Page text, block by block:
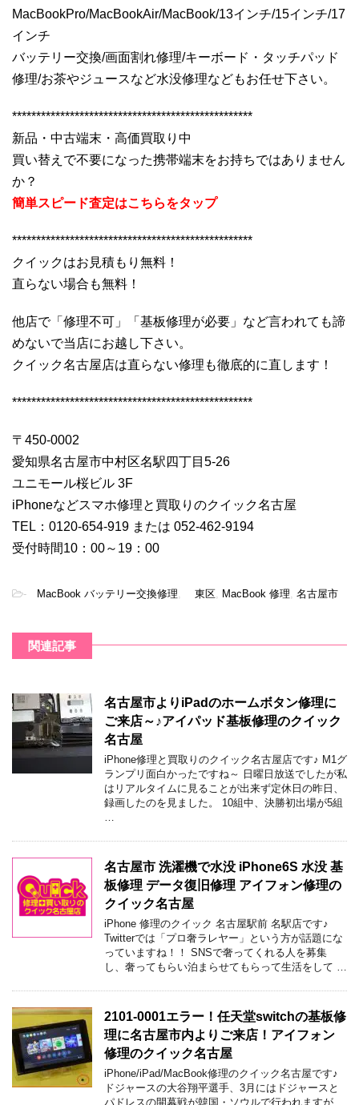
MacBookPro/MacBookAir/MacBook/13インチ/15インチ/17
インチ
バッテリー交換/画面割れ修理/キーボード・タッチパッド
修理/お茶やジュースなど水没修理などもお任せ下さい。
**************************************************
新品・中古端末・高価買取り中
買い替えで不要になった携帯端末をお持ちではありません
か？
簡単スピード査定はこちらをタップ
**************************************************
クイックはお見積もり無料！
直らない場合も無料！
他店で「修理不可」「基板修理が必要」など言われても諦
めないで当店にお越し下さい。
クイック名古屋店は直らない修理も徹底的に直します！
**************************************************
〒450-0002
愛知県名古屋市中村区名駅四丁目5-26
ユニモール桜ビル 3F
iPhoneなどスマホ修理と買取りのクイック名古屋
TEL：0120-654-919 または 052-462-9194
受付時間10：00～19：00
- MacBook バッテリー交換修理 東区 MacBook 修理 名古屋市
関連記事
名古屋市よりiPadのホームボタン修理に
ご来店～♪アイパッド基板修理のクイック
名古屋
iPhone修理と買取りのクイック名古屋店です♪ M1グ
ランプリ面白かったですね～ 日曜日放送でしたが私
はリアルタイムに見ることが出来ず定休日の昨日、
録画したのを見ました。 10組中、決勝初出場が5組
名古屋市 洗濯機で水没 iPhone6S 水没 基
板修理 データ復旧修理 アイフォン修理の
クイック名古屋
iPhone 修理のクイック 名古屋駅前 名駅店です♪
Twitterでは「プロ奢ラレヤー」という方が話題にな
っていますね！！ SNSで奢ってくれる人を募集
し、奢ってもらい泊まらせてもらって生活をして …
2101-0001エラー！任天堂switchの基板修
理に名古屋市内よりご来店！アイフォン
修理のクイック名古屋
iPhone/iPad/MacBook修理のクイック名古屋です♪
ドジャースの大谷翔平選手、3月にはドジャースと
パドレスの開幕戦が韓国・ソウルで行われますが、